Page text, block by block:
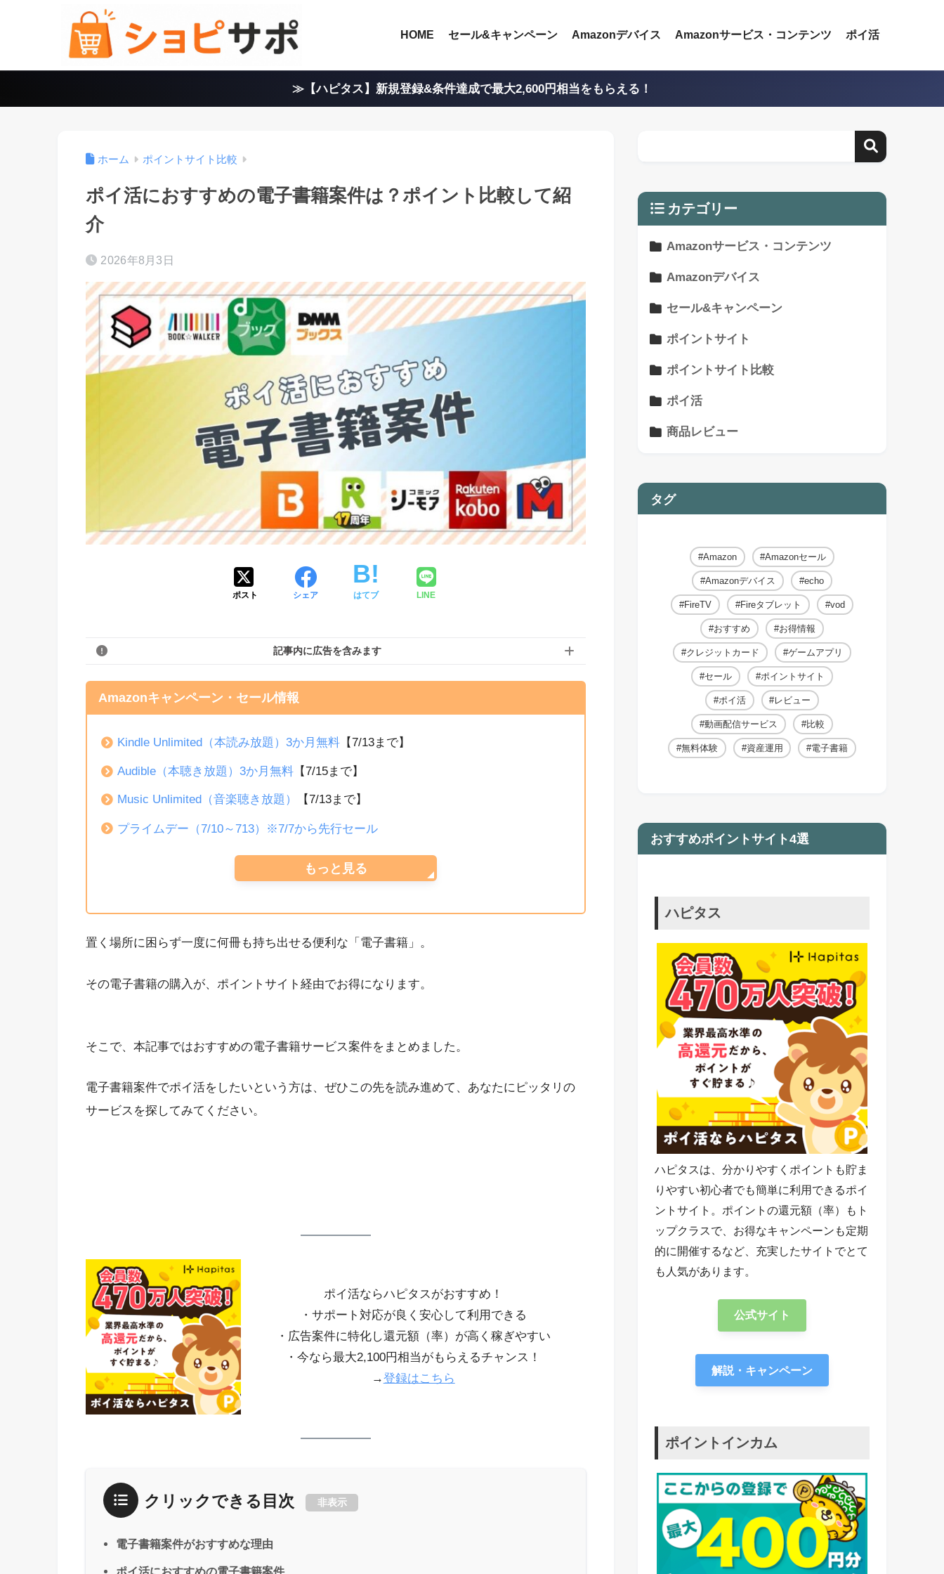
HOME セール&キャンペーン Amazonデバイス Amazonサービス・コンテンツ ポイ活
≫【ハピタス】新規登録&条件達成で最大2,600円相当をもらえる！
ホーム ポイントサイト比較
ポイ活におすすめの電子書籍案件は？ポイント比較して紹
介
2026年8月3日
ポスト シェア はてブ LINE
記事内に広告を含みます
Amazonキャンペーン・セール情報
Kindle Unlimited（本読み放題）3か月無料 【7/13まで】
Audible（本聴き放題）3か月無料 【7/15まで】
Music Unlimited（音楽聴き放題） 【7/13まで】
プライムデー（7/10～713）※7/7から先行セール
もっと見る
置く場所に困らず一度に何冊も持ち出せる便利な「電子書籍」。
その電子書籍の購入が、ポイントサイト経由でお得になります。
そこで、本記事ではおすすめの電子書籍サービス案件をまとめました。
電子書籍案件でポイ活をしたいという方は、ぜひこの先を読み進めて、あなたにピッタリの
サービスを探してみてください。
ポイ活ならハピタスがおすすめ！
・サポート対応が良く安心して利用できる
・広告案件に特化し還元額（率）が高く稼ぎやすい
・今なら最大2,100円相当がもらえるチャンス！
→登録はこちら
クリックできる目次 非表示
電子書籍案件がおすすめな理由
カテゴリー
Amazonサービス・コンテンツ
Amazonデバイス
セール&キャンペーン
ポイントサイト
ポイントサイト比較
ポイ活
商品レビュー
タグ
Amazon Amazonセール
Amazonデバイス echo
FireTV Fireタブレット vod
おすすめ お得情報
クレジットカード ゲームアプリ
セール ポイントサイト
ポイ活 レビュー
動画配信サービス 比較
無料体験 資産運用 電子書籍
おすすめポイントサイト4選
ハピタス
ハピタスは、分かりやすくポイントも貯ま
りやすい初心者でも簡単に利用できるポイ
ントサイト。ポイントの還元額（率）もト
ップクラスで、お得なキャンペーンも定期
的に開催するなど、充実したサイトでとて
も人気があります。
公式サイト
解説・キャンペーン
ポイントインカム